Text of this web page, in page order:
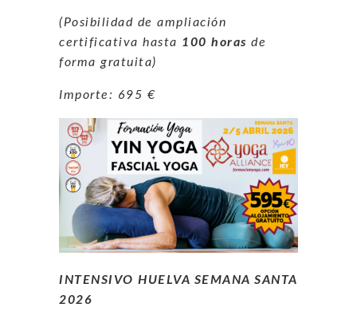
(Posibilidad de ampliación
certificativa hasta 100 horas de
forma gratuita)
Importe: 695 €
INTENSIVO HUELVA SEMANA SANTA
2026